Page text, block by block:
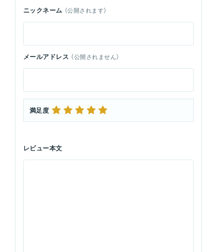
ニックネーム （公開されます）
メールアドレス （公開されません）
満足度
レビュー本文